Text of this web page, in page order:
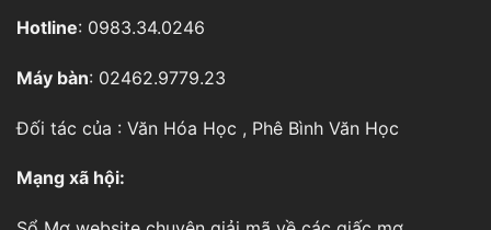
Hotline: 0983.34.0246
Máy bàn: 02462.9779.23
Đối tác của : Văn Hóa Học , Phê Bình Văn Học
Mạng xã hội: